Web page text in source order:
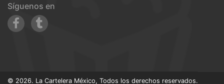
Síguenos en
© 2026. La Cartelera México, Todos los derechos reservados.